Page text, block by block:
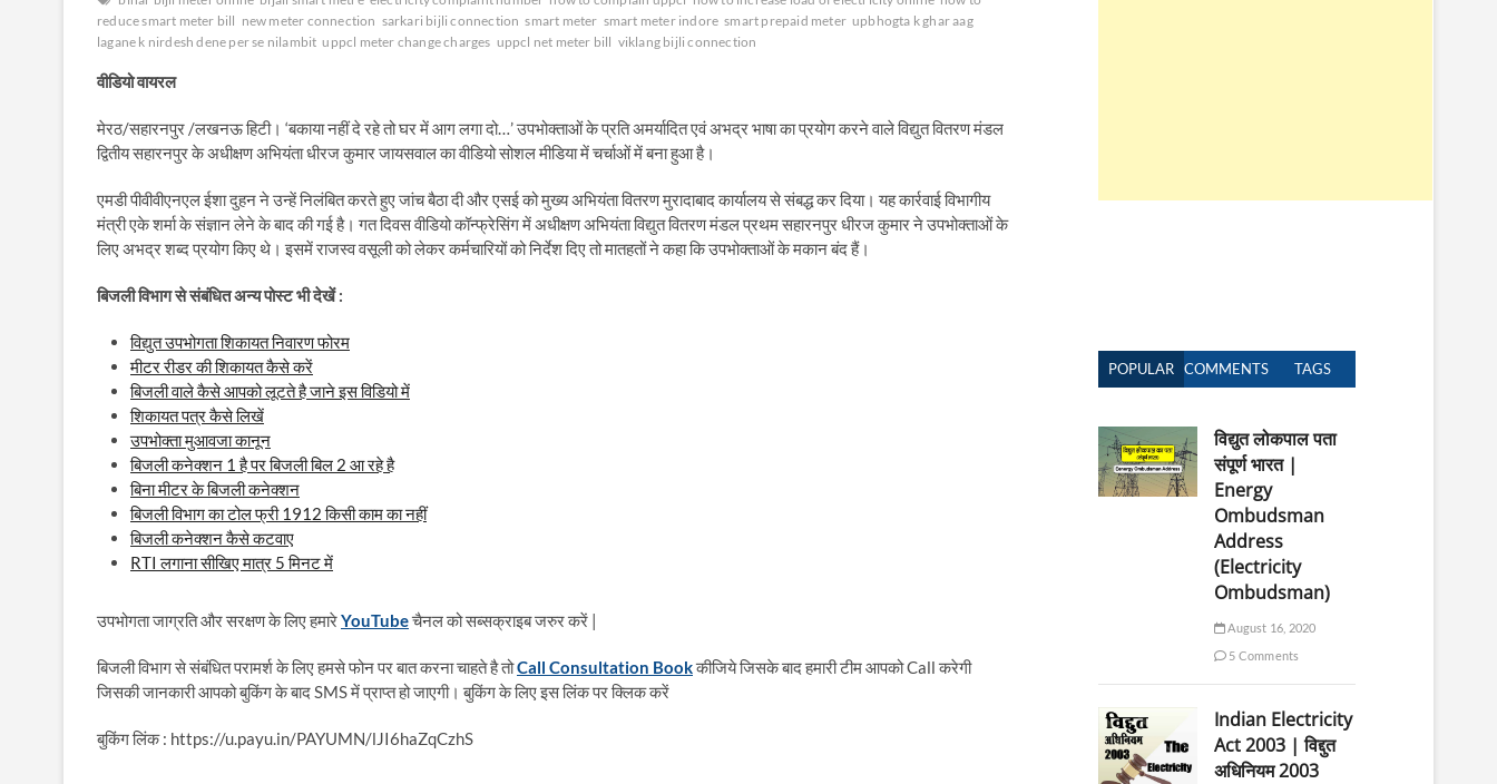
reduce smart meter bill new meter connection sarkari bijli connection smart meter smart meter indore smart prepaid meter upbhogta k ghar aag
lagane k nirdesh dene per se nilambit uppcl meter change charges uppcl net meter bill viklang bijli connection
वीडियोवायरल
मेरठ/सहारनपुर /लखनऊ हिटी। ‘बकाया नहीं दे रहे तो घर में आग लगा दो…’ उपभोक्ताओं के प्रति अमर्यादित एवं अभद्र भाषा का प्रयोग करने वाले विद्युत वितरण मंडल
द्वितीय सहारनपुर के अधीक्षण अभियंता धीरज कुमार जायसवाल का वीडियो सोशल मीडिया में चर्चाओं में बना हुआ है।
एमडी पीवीवीएनएल ईशा दुहन ने उन्हें निलंबित करते हुए जांच बैठा दी और एसई को मुख्य अभियंता वितरण मुरादाबाद कार्यालय से संबद्ध कर दिया। यह कार्रवाई विभागीय
मंत्री एके शर्मा के संज्ञान लेने के बाद की गई है। गत दिवस वीडियो कॉन्फ्रेसिंग में अधीक्षण अभियंता विद्युत वितरण मंडल प्रथम सहारनपुर धीरज कुमार ने उपभोक्ताओं के
लिए अभद्र शब्द प्रयोग किए थे। इसमें राजस्व वसूली को लेकर कर्मचारियों को निर्देश दिए तो मातहतों ने कहा कि उपभोक्ताओं के मकान बंद हैं।
बिजली विभाग से संबंधित अन्य पोस्ट भी देखें :
विद्युत उपभोगता शिकायत निवारण फोरम
मीटर रीडर की शिकायत कैसे करें
बिजली वाले कैसे आपको लूटते है जाने इस विडियो में
शिकायत पत्र कैसे लिखें
उपभोक्ता मुआवजा कानून
बिजली कनेक्शन 1 है पर बिजली बिल 2 आ रहे है
बिना मीटर के बिजली कनेक्शन
बिजली विभाग का टोल फ्री 1912 किसी काम का नहीं
बिजली कनेक्शन कैसे कटवाए
RTI लगाना सीखिए मात्र 5 मिनट में
उपभोगता जाग्रति और सरक्षण के लिए हमारेYouTubeचैनल को सब्सक्राइब जरुर करें |
बिजली विभाग से संबंधित परामर्श के लिए हमसे फोन पर बात करना चाहते है तोCall Consultation Bookकीजिये जिसके बाद हमारी टीम आपको Call करेगी
जिसकी जानकारी आपको बुकिंग के बाद SMS में प्राप्त हो जाएगी। बुकिंग के लिए इस लिंक पर क्लिक करें
बुकिंग लिंक : https://u.payu.in/PAYUMN/lJI6haZqCzhS
POPULAR COMMENTS TAGS
विद्युत लोकपाल पता
संपूर्ण भारत |
Energy
Ombudsman
Address
(Electricity
Ombudsman)
August 16, 2020
5 Comments
Indian Electricity
Act 2003 | विद्दुत
अधिनियम 2003